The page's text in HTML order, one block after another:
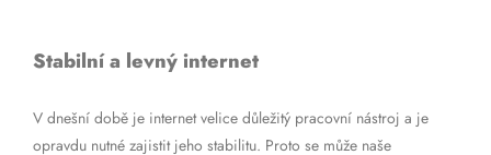
Stabilní a levný internet
V dnešní době je internet velice důležitý pracovní nástroj a je
opravdu nutné zajistit jeho stabilitu. Proto se může naše